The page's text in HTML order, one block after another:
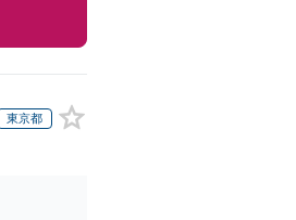
東京都